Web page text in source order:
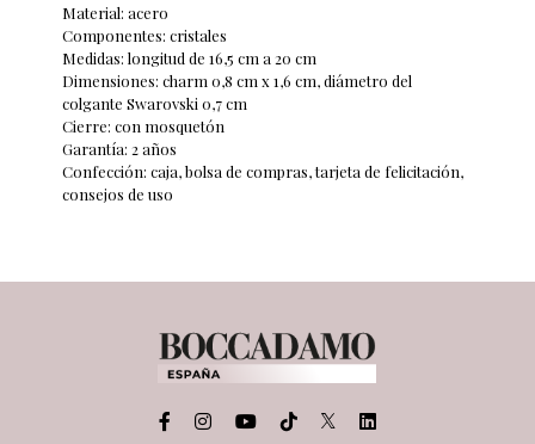
Material: acero
Componentes: cristales
Medidas: longitud de 16,5 cm a 20 cm
Dimensiones: charm 0,8 cm x 1,6 cm, diámetro del
colgante Swarovski 0,7 cm
Cierre: con mosquetón
Garantía: 2 años
Confección: caja, bolsa de compras, tarjeta de felicitación,
consejos de uso